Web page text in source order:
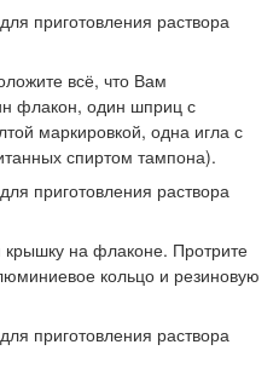
всё, что Вам
флакон, один шприц с
маркировкой, одна игла с
спиртом тампона).
на флаконе. Протрите
кольцо и резиновую